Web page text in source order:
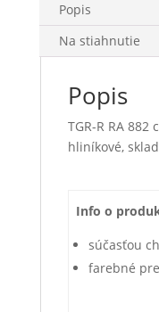
Popis
Na stiahnutie
Popis
TGR-R RA 882
hliníkové,
Info o
súčasťou
farebné